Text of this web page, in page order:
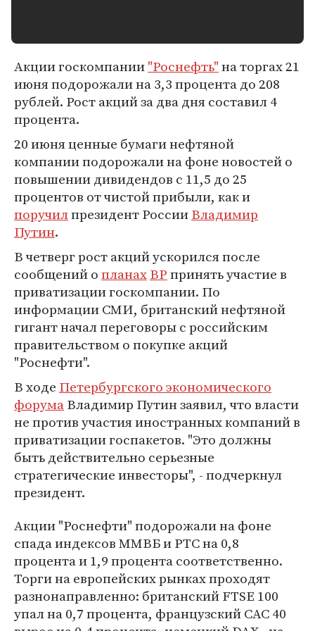
Акции госкомпании"Роснефть"на торгах 21
июня подорожали на 3,3 процента до 208
рублей. Рост акций за два дня составил 4
процента.
20 июня ценные бумаги нефтяной
компании подорожали на фоне новостей о
повышении дивидендов с 11,5 до 25
процентов от чистой прибыли, как и
поручилпрезидент РоссииВладимир
Путин.
В четверг рост акций ускорился после
сообщений опланахBPпринять участие в
приватизации госкомпании. По
информации СМИ, британский нефтяной
гигант начал переговоры с российским
правительством о покупке акций
"Роснефти".
В ходе Петербургского экономического
форумаВладимир Путин заявил, что власти
не против участия иностранных компаний в
приватизации госпакетов. "Это должны
быть действительно серьезные
стратегические инвесторы", - подчеркнул
президент.
Акции "Роснефти" подорожали на фоне
спада индексов ММВБ и РТС на 0,8
процента и 1,9 процента соответственно.
Торги на европейских рынках проходят
разнонаправленно: британский FTSE 100
упал на 0,7 процента, французский CAC 40